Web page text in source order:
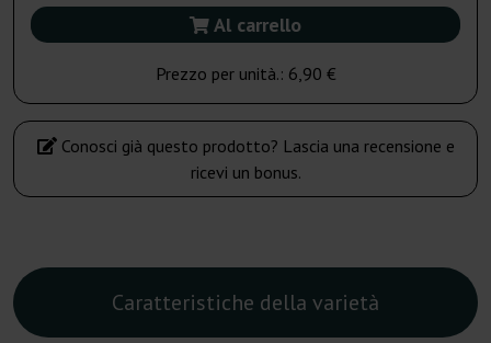
Al carrello
Prezzo per unità.: 6,90 €
Conosci già questo prodotto? Lascia una recensione e
ricevi un bonus.
Caratteristiche della varietà